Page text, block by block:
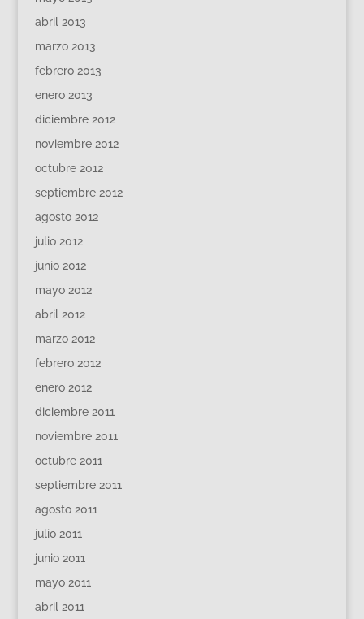
abril 2013
marzo 2013
febrero 2013
enero 2013
diciembre 2012
noviembre 2012
octubre 2012
septiembre 2012
agosto 2012
julio 2012
junio 2012
mayo 2012
abril 2012
marzo 2012
febrero 2012
enero 2012
diciembre 2011
noviembre 2011
octubre 2011
septiembre 2011
agosto 2011
julio 2011
junio 2011
mayo 2011
abril 2011